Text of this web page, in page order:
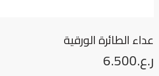
عداء الطائرة الورقية
ر.ع.6.500